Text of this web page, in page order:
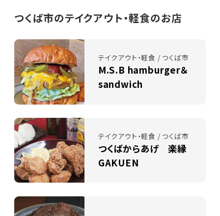
つくば市のテイクアウト・軽食のお店
テイクアウト・軽食 / つくば市
M.S.B hamburger＆
sandwich
テイクアウト・軽食 / つくば市
つくばからあげ 楽縁
GAKUEN